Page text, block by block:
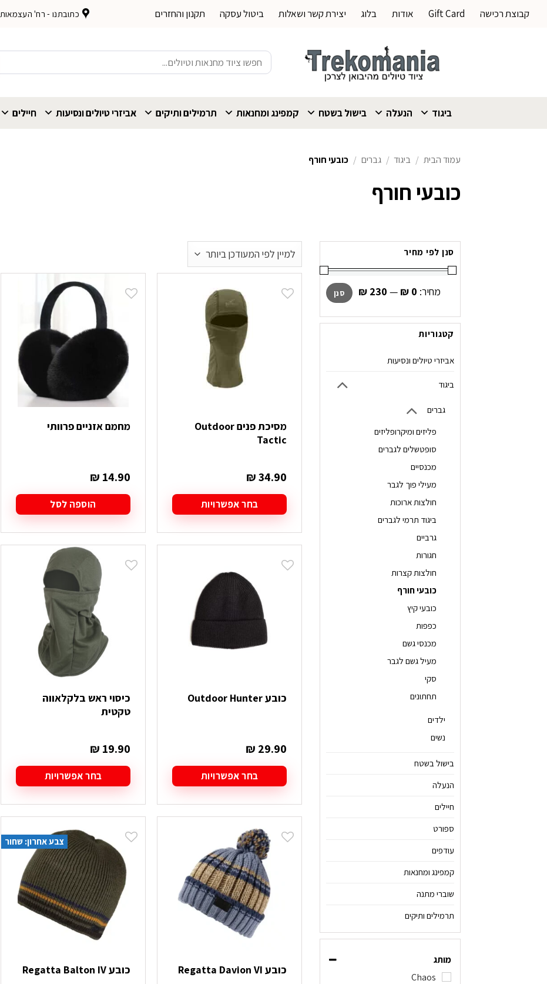
קבוצת רכישה Gift Card אודות בלוג יצירת קשר ושאלות ביטול עסקה תקנון והחזרים כתובתנו - רח' העצמאות 53, חיפה
חיפוש
עבור:
ביגוד הנעלה בישול בשטח קמפינג ומחנאות תרמילים ותיקים אביזרי טיולים ונסיעות חיילים
כובעי חורף
עמוד הבית / ביגוד / גברים / כובעי חורף
סנן לפי מחיר
מינימלי
מקסימלי סנן מחיר: ₪ 0
—
₪ 230
קטגוריות
אביזרי טיולים ונסיעות
ביגוד
גברים
פליזים ומיקרופליזים
סופטשלים לגברים
מכנסיים
מעילי פוך לגבר
חולצות ארוכות
ביגוד תרמי לגברים
גרביים
חגורות
חולצות קצרות
כובעי חורף
כובעי קיץ
כפפות
מכנסי גשם
מעיל גשם לגבר
סקי
תחתונים
ילדים
נשים
בישול בשטח
הנעלה
חיילים
ספורט
עודפים
קמפינג ומחנאות
שוברי מתנה
תרמילים ותיקים
מותג
Chaos
מסיכת פנים Outdoor
Tactic
₪34.90
בחר אפשרויות
למוצר
זה
יש
מספר
לבחור
האפשרויות
בעמוד
מחמם אזניים פרוותי
₪ 14.90
הוספה לסל
כובע Outdoor Hunter
₪ 29.90
בחר אפשרויות
למוצר
זה
יש
מספר
סוגים.
לבחור
האפשרויות
בעמוד
כיסוי ראש בלקלאווה
טקטית
₪ 19.90
בחר אפשרויות
למוצר
זה
יש
מספר
סוגים.
ניתן
לבחור
את
האפשרויות
בעמוד
המוצר
כובע Regatta Davion VI
צבע אחרון: שחור
כובע Regatta Balton IV